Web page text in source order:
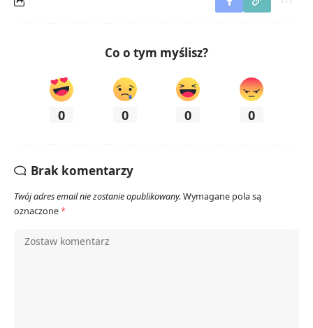
Co o tym myślisz?
0 0 0 0
Brak komentarzy
Twój adres email nie zostanie opublikowany. Wymagane pola są
oznaczone*